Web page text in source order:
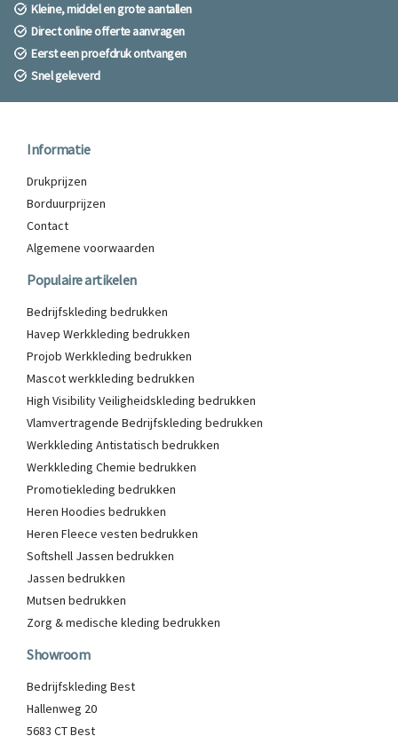
Kleine, middel en grote aantallen
Direct online offerte aanvragen
Eerst een proefdruk ontvangen
Snel geleverd
Informatie
Drukprijzen
Borduurprijzen
Contact
Algemene voorwaarden
Populaire artikelen
Bedrijfskleding bedrukken
Havep Werkkleding bedrukken
Projob Werkkleding bedrukken
Mascot werkkleding bedrukken
High Visibility Veiligheidskleding bedrukken
Vlamvertragende Bedrijfskleding bedrukken
Werkkleding Antistatisch bedrukken
Werkkleding Chemie bedrukken
Promotiekleding bedrukken
Heren Hoodies bedrukken
Heren Fleece vesten bedrukken
Softshell Jassen bedrukken
Jassen bedrukken
Mutsen bedrukken
Zorg & medische kleding bedrukken
Showroom
Bedrijfskleding Best
Hallenweg 20
5683 CT Best